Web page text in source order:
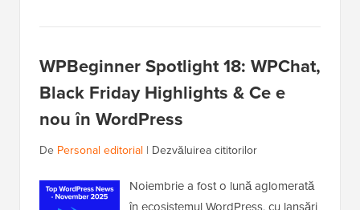
WPBeginner Spotlight 18: WPChat,
Black Friday Highlights & Ce e
nou în WordPress
De Personal editorial | Dezvăluirea cititorilor
Noiembrie a fost o lună aglomerată